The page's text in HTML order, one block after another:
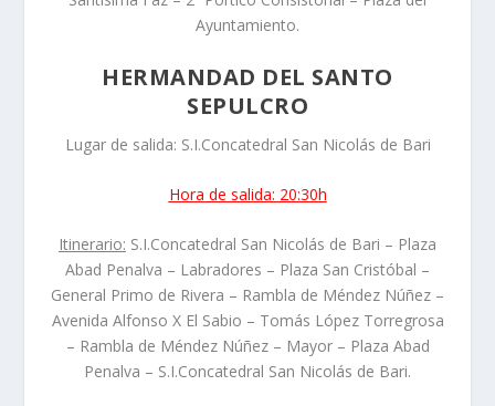
Ayuntamiento.
HERMANDAD DEL SANTO
SEPULCRO
Lugar de salida: S.I.Concatedral San Nicolás de Bari
Hora de salida: 20:30h
Itinerario: S.I.Concatedral San Nicolás de Bari – Plaza
Abad Penalva – Labradores – Plaza San Cristóbal –
General Primo de Rivera – Rambla de Méndez Núñez –
Avenida Alfonso X El Sabio – Tomás López Torregrosa
– Rambla de Méndez Núñez – Mayor – Plaza Abad
Penalva – S.I.Concatedral San Nicolás de Bari.